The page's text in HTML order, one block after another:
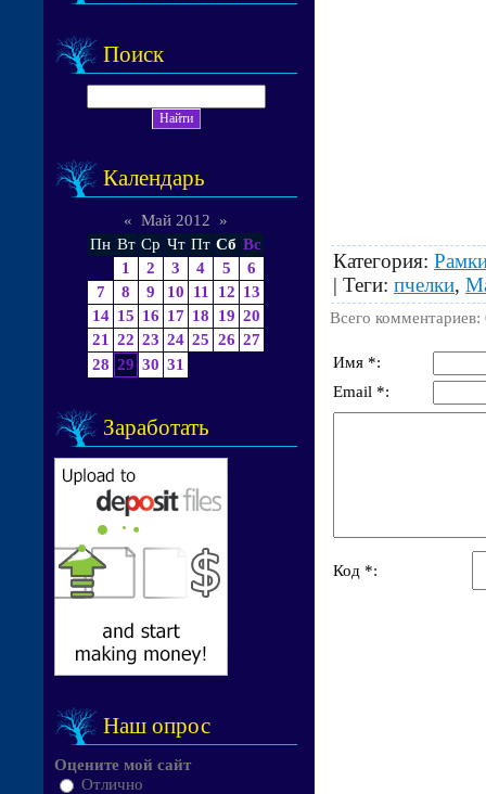
Поиск
Календарь
« Май 2012
»
Пн Вт Ср Чт Пт Сб Вс
1
2 3 4 5
6
7
8 9 10 11 12 13
14 15 16 17 18 19 20
21
22 23 24 25 26 27
28 29 30 31
Заработать
Наш опрос
Оцените мой сайт
Отлично
Категория:
| Теги: пчелки,
Всего комментариев:
Имя *:
Email *:
Код *: